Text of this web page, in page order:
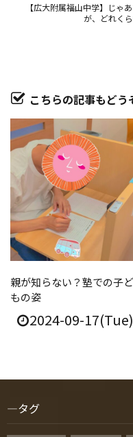
【広大附属福山中学】じゃ
が、どれく
こちらの記事もどう
親が知らない？塾での子ど
もの姿
2024-09-17(Tue)
タグ